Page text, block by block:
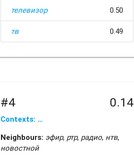
телевизор 0.50
тв 0.49
#4 0.14
Contexts: …
Neighbours: эфир, ртр, радио, нтв,
новостной